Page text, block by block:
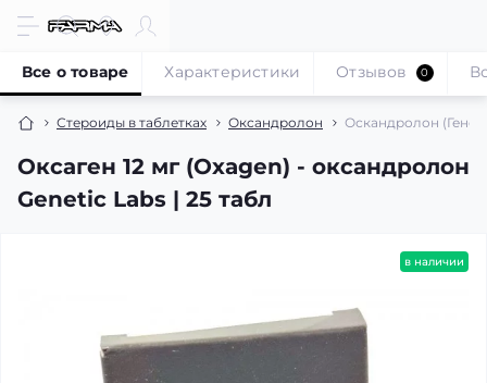
Стероиды в таблетках Оксандролон Оскандролон
Оксаген 12 мг (Oxagen) - оксандролон
Genetic Labs | 25 табл
Все о товаре Характеристики Отзывов 0
в наличии